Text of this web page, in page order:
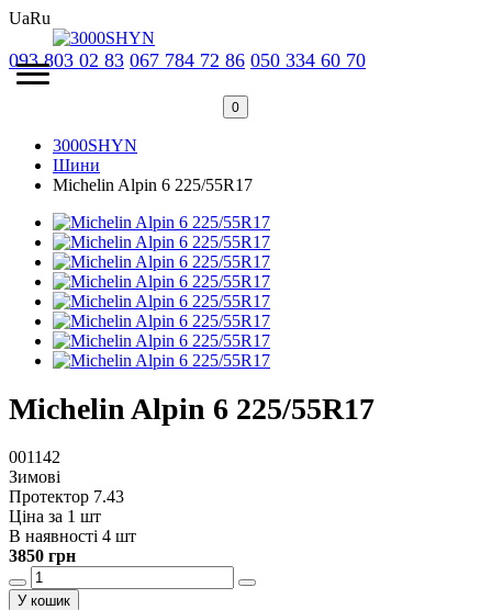
UaRu
093 803 02 83 067 784 72 86 050 334 60 70
0
3000SHYN
Шини
Michelin Alpin 6 225/55R17
Michelin Alpin 6 225/55R17
001142
Зимові
Протектор 7.43
Ціна за 1 шт
В наявності 4 шт
3850 грн
У кошик